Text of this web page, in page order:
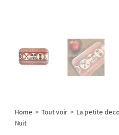
Home > Tout voir > La petite deco
Nuit